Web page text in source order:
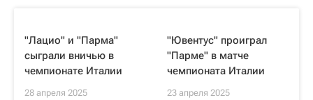
"Лацио" и "Парма"
сыграли вничью в
чемпионате Италии
28 апреля 2025
"Ювентус" проиграл
"Парме" в матче
чемпионата Италии
23 апреля 2025